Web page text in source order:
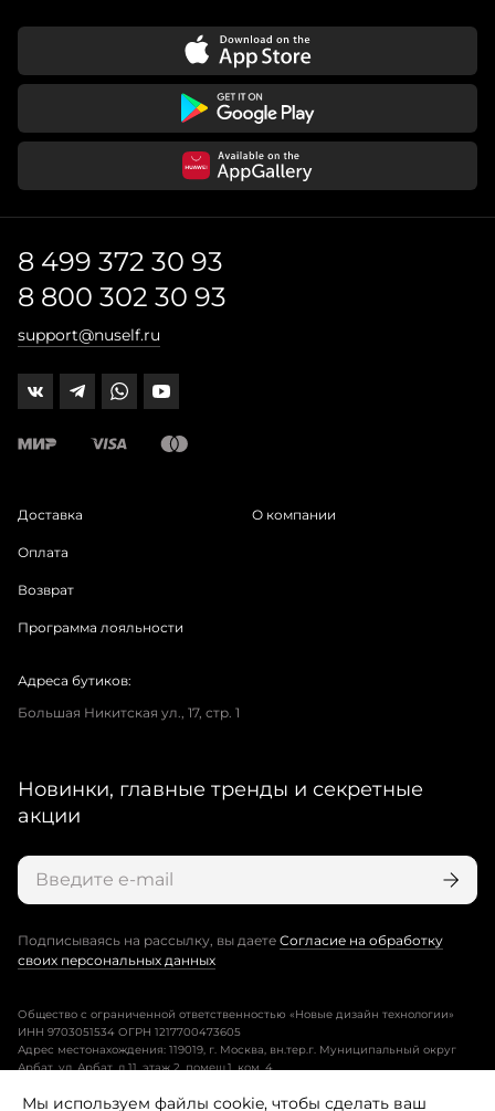
8 499 372 30 93
8 800 302 30 93
support@nuself.ru
Доставка
Оплата
Возврат
Программа лояльности
О компании
Адреса бутиков:
Большая Никитская ул., 17, стр. 1
Новинки, главные тренды и секретные
акции
Подписываясь на рассылку, вы даете Согласие на обработку
своих персональных данных
Общество с ограниченной ответственностью «Новые дизайн технологии»
ИНН 9703051534 ОГРН 1217700473605
Адрес местонахождения: 119019, г. Москва, вн.тер.г. Муниципальный округ
Арбат, ул. Арбат, д.11, этаж 2, помещ.1, ком. 4.
Мы используем файлы cookie, чтобы сделать ваш